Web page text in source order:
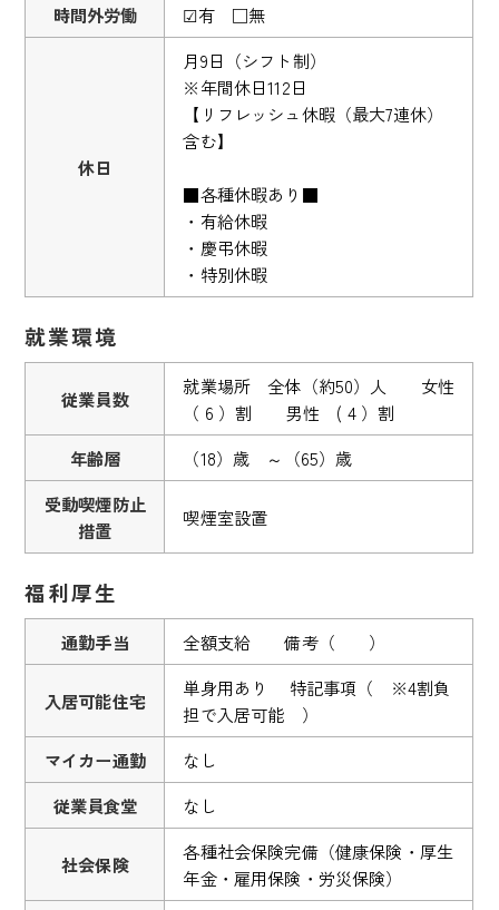
時間外労働
☑有 □無
休日
月9日（シフト制）
※年間休日112日
【リフレッシュ休暇（最大7連休）
含む】
■各種休暇あり■
・有給休暇
・慶弔休暇
・特別休暇
就業環境
従業員数
就業場所 全体（約50）人 女性
（ 6 ）割 男性 ( 4 ）割
年齢層
（18）歳 ～（65）歳
受動喫煙防止
措置
喫煙室設置
福利厚生
通勤手当 全額支給 備考（ ）
入居可能住宅
単身用あり 特記事項（ ※4割負
担で入居可能 ）
マイカー通勤
なし
従業員食堂
なし
社会保険
各種社会保険完備（健康保険・厚生
年金・雇用保険・労災保険）